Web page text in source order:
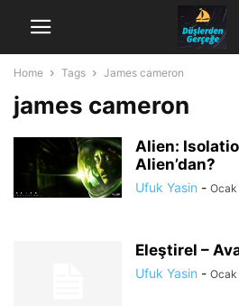
Home Tags James cameron
james cameron
Alien:
Alien’dan?
Ufuk Yasin - Ocak
Eleştirel –
Ufuk Yasin - Ocak